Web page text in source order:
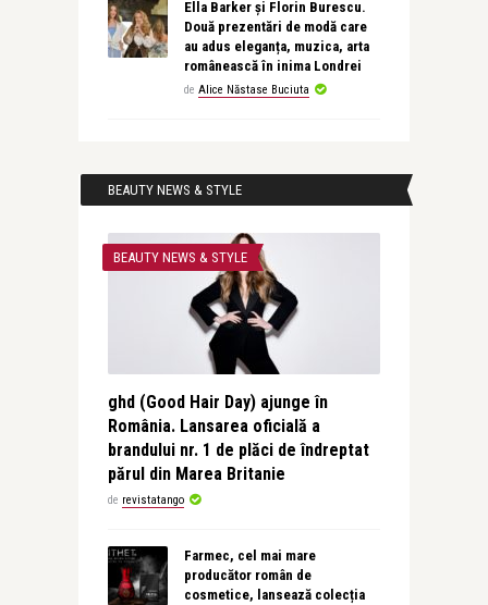
Ella Barker și Florin Burescu.
Două prezentări de modă care
au adus eleganța, muzica, arta
românească în inima Londrei
de Alice Năstase Buciuta
BEAUTY NEWS & STYLE
BEAUTY NEWS & STYLE
ghd (Good Hair Day) ajunge în
România. Lansarea oficială a
brandului nr. 1 de plăci de îndreptat
părul din Marea Britanie
de revistatango
Farmec, cel mai mare
producător român de
cosmetice, lansează colecția